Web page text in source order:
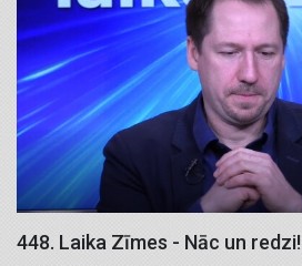
448. Laika Zīmes - Nāc un redzi!